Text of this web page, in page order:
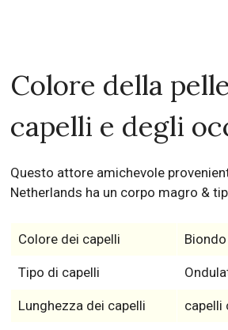
Colore della
capelli e degli
Questo attore amichevole
Netherlands ha un corpo magro &
Colore dei capelli
Tipo di capelli
Lunghezza dei capelli capelli